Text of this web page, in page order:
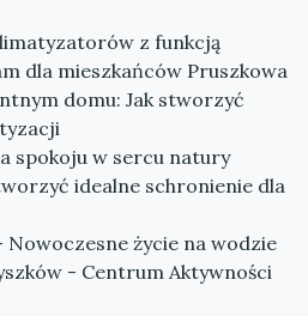
z funkcją
dla mieszkańców Pruszkowa
domu: Jak stworzyć
spokoju w sercu natury
idealne schronienie dla
Nowoczesne życie na wodzie
- Centrum Aktywności